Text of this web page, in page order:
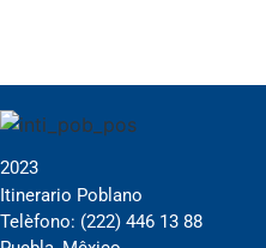
2023
Itinerario Poblano
Telèfono: (222) 446 13 88